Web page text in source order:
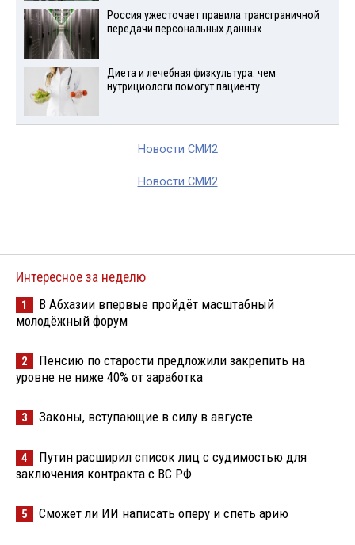
Россия ужесточает правила трансграничной
передачи персональных данных
Диета и лечебная физкультура: чем
нутрициологи помогут пациенту
Новости СМИ2
Новости СМИ2
Интересное за неделю
1
В Абхазии впервые пройдёт масштабный
молодёжный форум
2
Пенсию по старости предложили закрепить на
уровне не ниже 40% от заработка
3 Законы, вступающие в силу в августе
4
Путин расширил список лиц с судимостью для
заключения контракта с ВС РФ
5 Сможет ли ИИ написать оперу и спеть арию